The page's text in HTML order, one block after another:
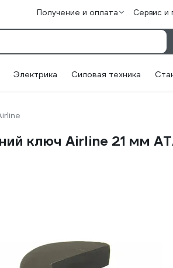
Получение и оплата Сервис и
Электрика Силовая техника
ключ Airline 21 мм